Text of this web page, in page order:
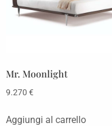
Mr. Moonlight
9.270 €
Aggiungi al carrello